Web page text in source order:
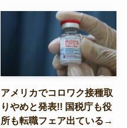
アメリカでコロワク接種取
りやめと発表!! 国税庁も役
所も転職フェア出ている→